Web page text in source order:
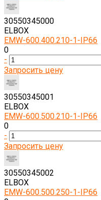
30550345000
ELBOX
EMW-600.400.210-1-IP66
0
-
Запросить цену
30550345001
ELBOX
EMW-600.500.210-1-IP66
0
-
Запросить цену
30550345002
ELBOX
EMW-600.500.250-1-IP66